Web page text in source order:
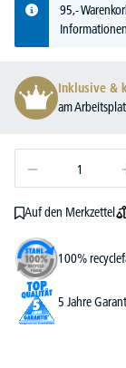
95,-
Informationen
Inklusive &
am
Auf den Merkzettel
100%
5 Jahre